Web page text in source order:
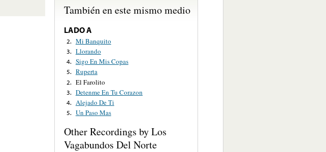
También en este mismo medio
LADO A
2. Mi Banquito
3. Llorando
4. Sigo En Mis Copas
5. Ruperta
2. El Farolito
3. Detenme En Tu Corazon
4. Alejado De Ti
5. Un Paso Mas
Other Recordings by Los
Vagabundos Del Norte